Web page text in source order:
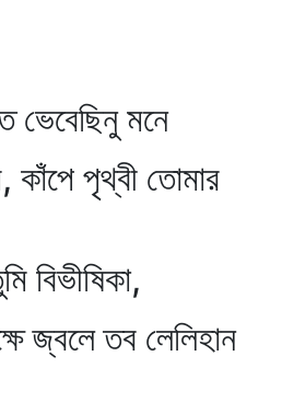
মনে
কাঁপে পৃথ্বী তোমার
জ্বলে তব লেলিহান